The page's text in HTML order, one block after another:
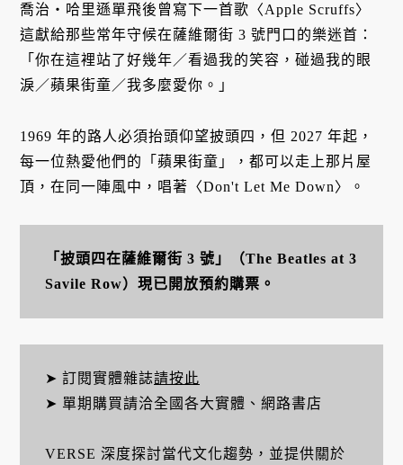
喬治・哈里遜單飛後曾寫下一首歌〈Apple Scruffs〉
這獻給那些常年守候在薩維爾街 3 號門口的樂迷首：
「你在這裡站了好幾年／看過我的笑容，碰過我的眼
淚／蘋果街童／我多麼愛你。」
1969 年的路人必須抬頭仰望披頭四，但 2027 年起，
每一位熱愛他們的「蘋果街童」，都可以走上那片屋
頂，在同一陣風中，唱著〈Don't Let Me Down〉。
「披頭四在薩維爾街 3 號」（The Beatles at 3
Savile Row）現已開放預約購票。
➤ 訂閱實體雜誌請按此
➤ 單期購買請洽全國各大實體、網路書店
VERSE 深度探討當代文化趨勢，並提供關於